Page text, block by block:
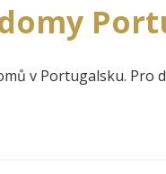
v Portugalsku. Pro